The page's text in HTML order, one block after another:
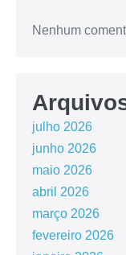
Nenhum
julho 2026
junho 2026
maio 2026
abril 2026
março 2026
fevereiro 2026